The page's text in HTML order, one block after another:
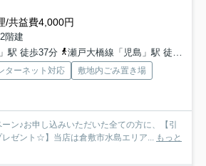
/共益費4,000円
階建
駅 徒歩37分
瀬戸大橋線「児島」駅 徒歩39分
ターネット対応
敷地内ごみ置き場
ン♪お申し込みいただいた全ての方に、【引
レゼント☆】当店は倉敷市水島エリア... もっと